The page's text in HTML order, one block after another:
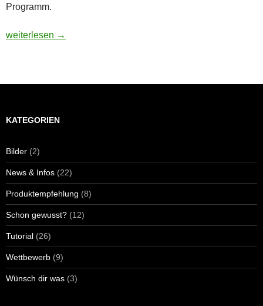
Programm.
Filter Forge 9.0
weiterlesen →
KATEGORIEN
Bilder (2)
News & Infos (22)
Produktempfehlung (8)
Schon gewusst? (12)
Tutorial (26)
Wettbewerb (9)
Wünsch dir was (3)